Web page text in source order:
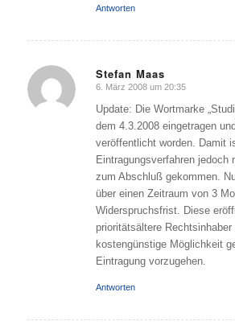
Antworten
Stefan Maas
sagte:
6. März 2008 um 20:35
Update: Die Wortmarke
dem 4.3.2008 eingetragen und
veröffentlicht worden. Damit
Eintragungsverfahren jedoch
zum Abschluß gekommen.
über einen Zeitraum von 3
Widerspruchsfrist. Diese
prioritätsältere Rechtsinhaber
kostengünstige Möglichkeit
Eintragung vorzugehen.
Antworten